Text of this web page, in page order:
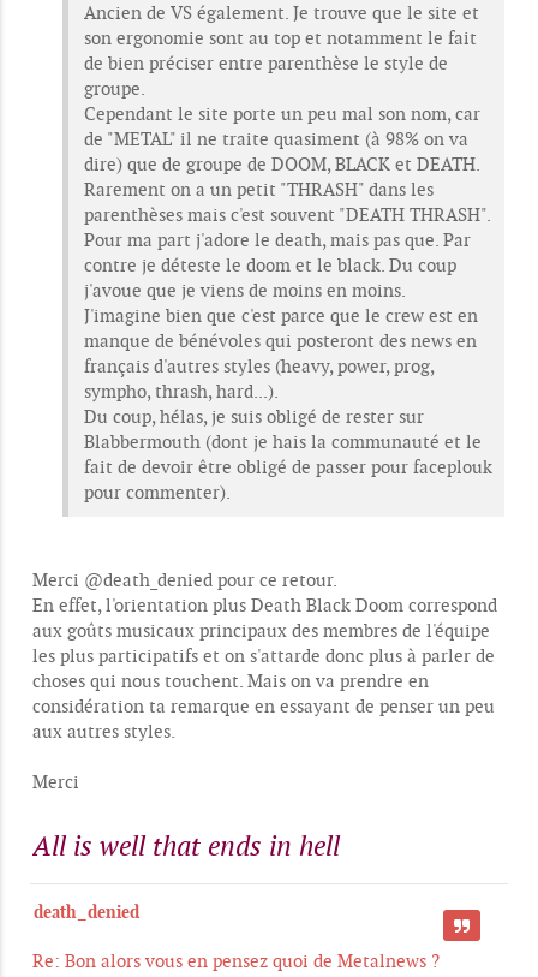
Ancien de VS également. Je trouve que le site et
son ergonomie sont au top et notamment le fait
de bien préciser entre parenthèse le style de
groupe.
Cependant le site porte un peu mal son nom, car
de "METAL" il ne traite quasiment (à 98% on va
dire) que de groupe de DOOM, BLACK et DEATH.
Rarement on a un petit "THRASH" dans les
parenthèses mais c'est souvent "DEATH THRASH".
Pour ma part j'adore le death, mais pas que. Par
contre je déteste le doom et le black. Du coup
j'avoue que je viens de moins en moins.
J'imagine bien que c'est parce que le crew est en
manque de bénévoles qui posteront des news en
français d'autres styles (heavy, power, prog,
sympho, thrash, hard...).
Du coup, hélas, je suis obligé de rester sur
Blabbermouth (dont je hais la communauté et le
fait de devoir être obligé de passer pour faceplouk
pour commenter).
Merci @death_denied pour ce retour.
En effet, l'orientation plus Death Black Doom correspond
aux goûts musicaux principaux des membres de l'équipe
les plus participatifs et on s'attarde donc plus à parler de
choses qui nous touchent. Mais on va prendre en
considération ta remarque en essayant de penser un peu
aux autres styles.
Merci
All is well that ends in hell
death_denied
Re: Bon alors vous en pensez quoi de Metalnews ?
CITER